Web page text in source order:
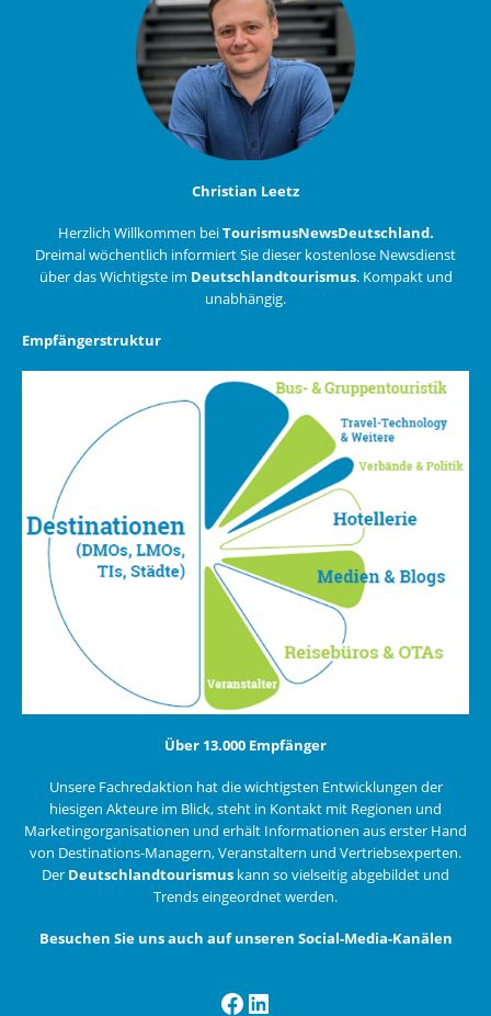
Christian Leetz
Herzlich Willkommen beiTourismusNewsDeutschland.
Dreimal wöchentlich informiert Sie dieser kostenlose Newsdienst
über das Wichtigste im Deutschlandtourismus. Kompakt und
unabhängig.
Empfängerstruktur
Über 13.000 Empfänger
Unsere Fachredaktion hat die wichtigsten Entwicklungen der
hiesigen Akteure im Blick, steht in Kontakt mit Regionen und
Marketingorganisationen und erhält Informationen aus erster Hand
von Destinations-Managern, Veranstaltern und Vertriebsexperten.
Der Deutschlandtourismus kann so vielseitig abgebildet und
Trends eingeordnet werden.
Besuchen Sie uns auch auf unseren Social-Media-Kanälen
Facebook
LinkedIn